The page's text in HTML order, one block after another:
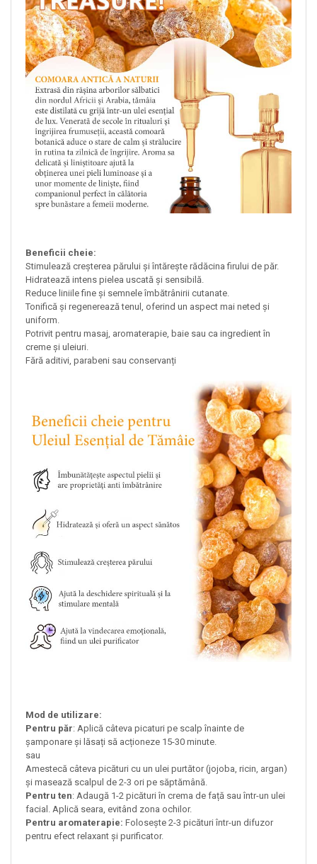
Beneficii cheie:
Stimulează creșterea părului și întărește rădăcina firului de păr.
Hidratează intens pielea uscată și sensibilă.
Reduce liniile fine și semnele îmbătrânirii cutanate.
Tonifică și regenerează tenul, oferind un aspect mai neted și
uniform.
Potrivit pentru masaj, aromaterapie, baie sau ca ingredient în
creme și uleiuri.
Fără aditivi, parabeni sau conservanți
Mod de utilizare:
Pentru păr: Aplică câteva picaturi pe scalp înainte de
șamponare și lăsați să acționeze 15-30 minute.
sau
Amestecă câteva picături cu un ulei purtător (jojoba, ricin, argan)
și masează scalpul de 2-3 ori pe săptămână.
Pentru ten: Adaugă 1-2 picături în crema de față sau într-un ulei
facial. Aplică seara, evitând zona ochilor.
Pentru aromaterapie: Folosește 2-3 picături într-un difuzor
pentru efect relaxant și purificator.